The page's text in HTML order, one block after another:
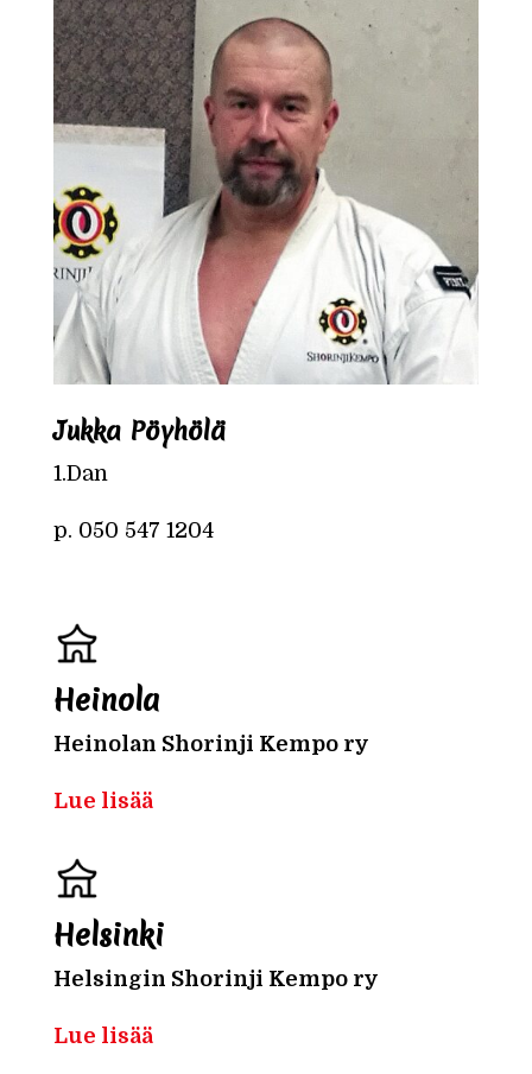
Jukka Pöyhölä
1.Dan
p. 050 547 1204
Heinola
Heinolan Shorinji Kempo ry
Lue lisää
Helsinki
Helsingin Shorinji Kempo ry
Lue lisää